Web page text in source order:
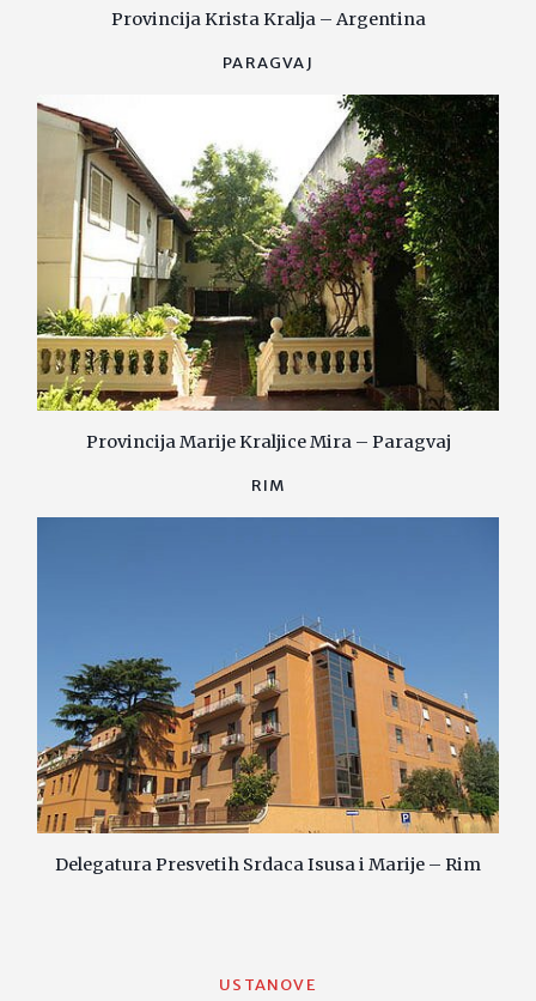
Provincija Krista Kralja – Argentina
PARAGVAJ
Provincija Marije Kraljice Mira – Paragvaj
RIM
Delegatura Presvetih Srdaca Isusa i Marije – Rim
USTANOVE